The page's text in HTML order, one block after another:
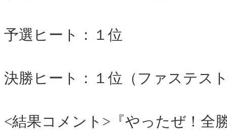
予選ヒート：１位
決勝ヒート：１位（ファステス
<結果コメント>『やったぜ！全